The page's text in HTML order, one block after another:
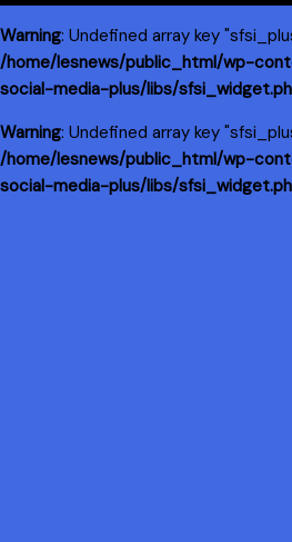
Warning: Undefined array key
/home/lesnews/public_html/wp-
social-media-plus/libs/
Warning: Undefined array key
/home/lesnews/public_html/wp-
social-media-plus/libs/